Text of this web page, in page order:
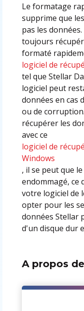
Le formatage
supprime que
pas les
toujours
formaté
logiciel de
tel que Stellar
logiciel peut
données en cas
ou de
récupérer les
avec ce
logiciel de
Windows
, il se peut que
endommagé, ce
votre logiciel de
opter pour les
données Stellar
d'un disque dur
A propos